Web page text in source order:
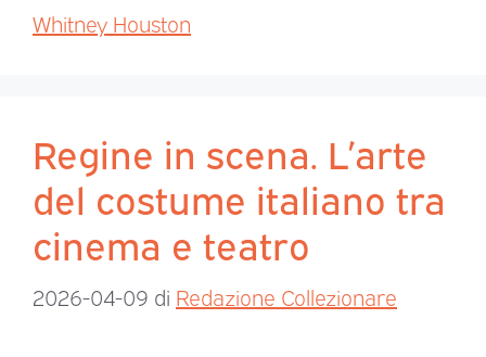
Whitney Houston
Regine in scena. L’arte
del costume italiano tra
cinema e teatro
2026-04-09 di Redazione Collezionare